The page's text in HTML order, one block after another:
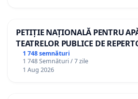
PETIȚIE NAȚIONALĂ PENTRU
TEATRELOR PUBLICE DE
ROMÂNIA
1 748 semnături
1 748 Semnături / 7 zile
1 Aug 2026